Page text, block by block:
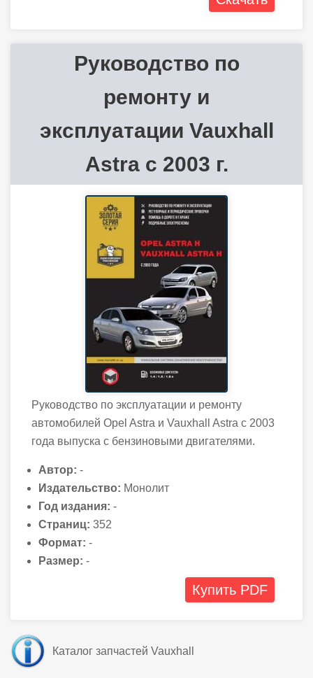
Руководство по
ремонту и
эксплуатации Vauxhall
Astra с 2003 г.
Руководство по эксплуатации и ремонту
автомобилей Opel Astra и Vauxhall Astra с 2003
года выпуска с бензиновыми двигателями.
Автор: -
Издательство: Монолит
Год издания: -
Страниц: 352
Формат: -
Размер: -
Купить PDF
Каталог запчастей Vauxhall